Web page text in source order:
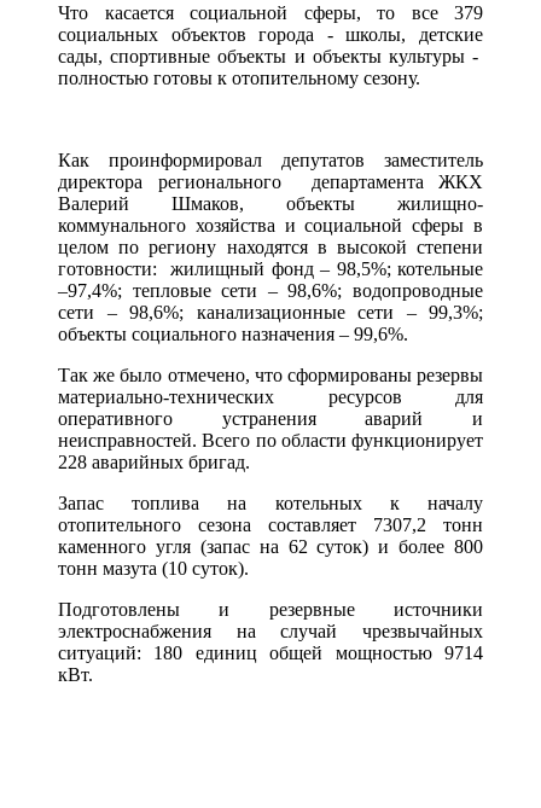
Что касается социальной сферы, то все 379
социальных объектов города - школы, детские
сады, спортивные объекты и объекты культуры -
полностью готовы к отопительному сезону.
Как проинформировал депутатов заместитель
директора регионального департамента ЖКХ
Валерий Шмаков, объекты жилищно-
коммунального хозяйства и социальной сферы в
целом по региону находятся в высокой степени
готовности: жилищный фонд – 98,5%; котельные
–97,4%; тепловые сети – 98,6%; водопроводные
сети – 98,6%; канализационные сети – 99,3%;
объекты социального назначения – 99,6%.
Так же было отмечено, что сформированы резервы
материально-технических ресурсов для
оперативного устранения аварий и
неисправностей. Всего по области функционирует
228 аварийных бригад.
Запас топлива на котельных к началу
отопительного сезона составляет 7307,2 тонн
каменного угля (запас на 62 суток) и более 800
тонн мазута (10 суток).
Подготовлены и резервные источники
электроснабжения на случай чрезвычайных
ситуаций: 180 единиц общей мощностью 9714
кВт.